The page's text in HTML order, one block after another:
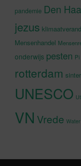
pandemie Den
jezus
Mensenhandel
onderwijs pesten Pi
rotterdam
UNESCO
VN Vrede Water